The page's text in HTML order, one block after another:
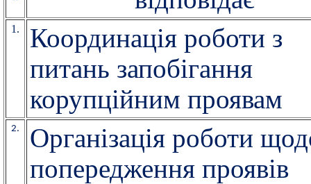
1.
Координація роботи з
питань запобігання
корупційним проявам
2.
Організація роботи
попередження проявів